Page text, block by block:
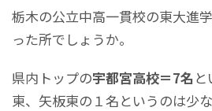
栃木の公立中高一貫校の東大進
った所でしょうか。
県内トップの宇都宮高校＝7名
東、矢板東の１名というのは少